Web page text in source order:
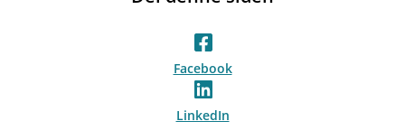
Facebook
LinkedIn